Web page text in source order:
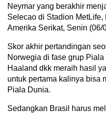
Neymar yang berakhir
Selecao di Stadion MetLife,
Amerika Serikat, Senin (06/
Skor akhir pertandingan
Norwegia di fase grup
Haaland dkk meraih hasil
untuk pertama kalinya bisa
Piala Dunia.
Sedangkan Brasil harus